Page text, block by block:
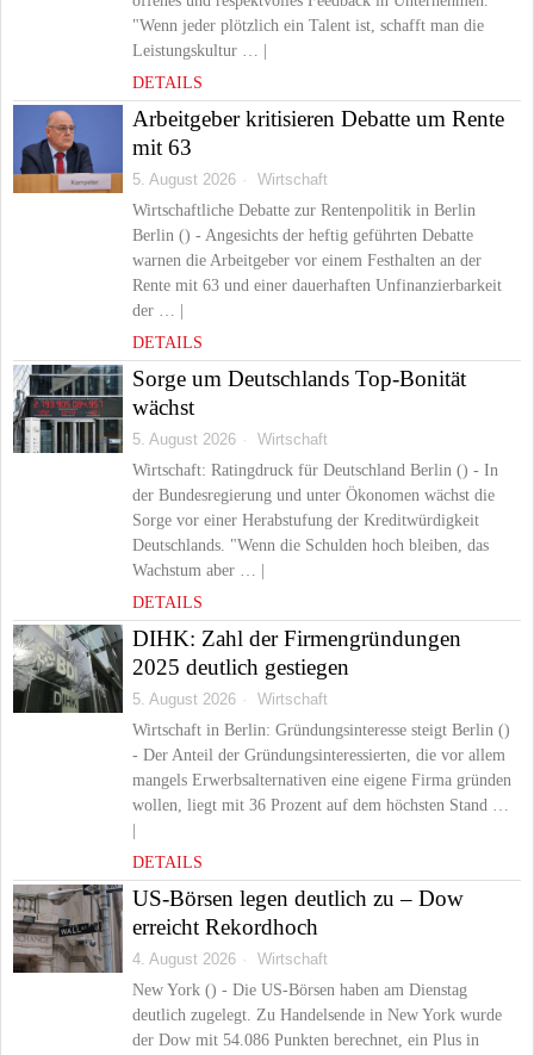
"Wenn jeder plötzlich ein Talent ist, schafft man die
Leistungskultur … |
DETAILS
Arbeitgeber kritisieren Debatte um Rente
mit 63
5. August 2026
Wirtschaft
Wirtschaftliche Debatte zur Rentenpolitik in Berlin
Berlin () - Angesichts der heftig geführten Debatte
warnen die Arbeitgeber vor einem Festhalten an der
Rente mit 63 und einer dauerhaften Unfinanzierbarkeit
der … |
DETAILS
Sorge um Deutschlands Top-Bonität
wächst
5. August 2026
Wirtschaft
Wirtschaft: Ratingdruck für Deutschland Berlin () - In
der Bundesregierung und unter Ökonomen wächst die
Sorge vor einer Herabstufung der Kreditwürdigkeit
Deutschlands. "Wenn die Schulden hoch bleiben, das
Wachstum aber … |
DETAILS
DIHK: Zahl der Firmengründungen
2025 deutlich gestiegen
5. August 2026
Wirtschaft
Wirtschaft in Berlin: Gründungsinteresse steigt Berlin ()
- Der Anteil der Gründungsinteressierten, die vor allem
mangels Erwerbsalternativen eine eigene Firma gründen
wollen, liegt mit 36 Prozent auf dem höchsten Stand …
DETAILS
US-Börsen legen deutlich zu – Dow
erreicht Rekordhoch
4. August 2026
Wirtschaft
New York () - Die US-Börsen haben am Dienstag
deutlich zugelegt. Zu Handelsende in New York wurde
der Dow mit 54.086 Punkten berechnet, ein Plus in